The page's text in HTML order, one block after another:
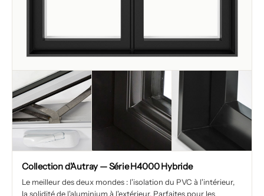
Collection d'Autray — Série H4000 Hybride
Le meilleur des deux mondes : l'isolation du PVC à l'intérieur,
la solidité de l'aluminium à l'extérieur. Parfaites pour les